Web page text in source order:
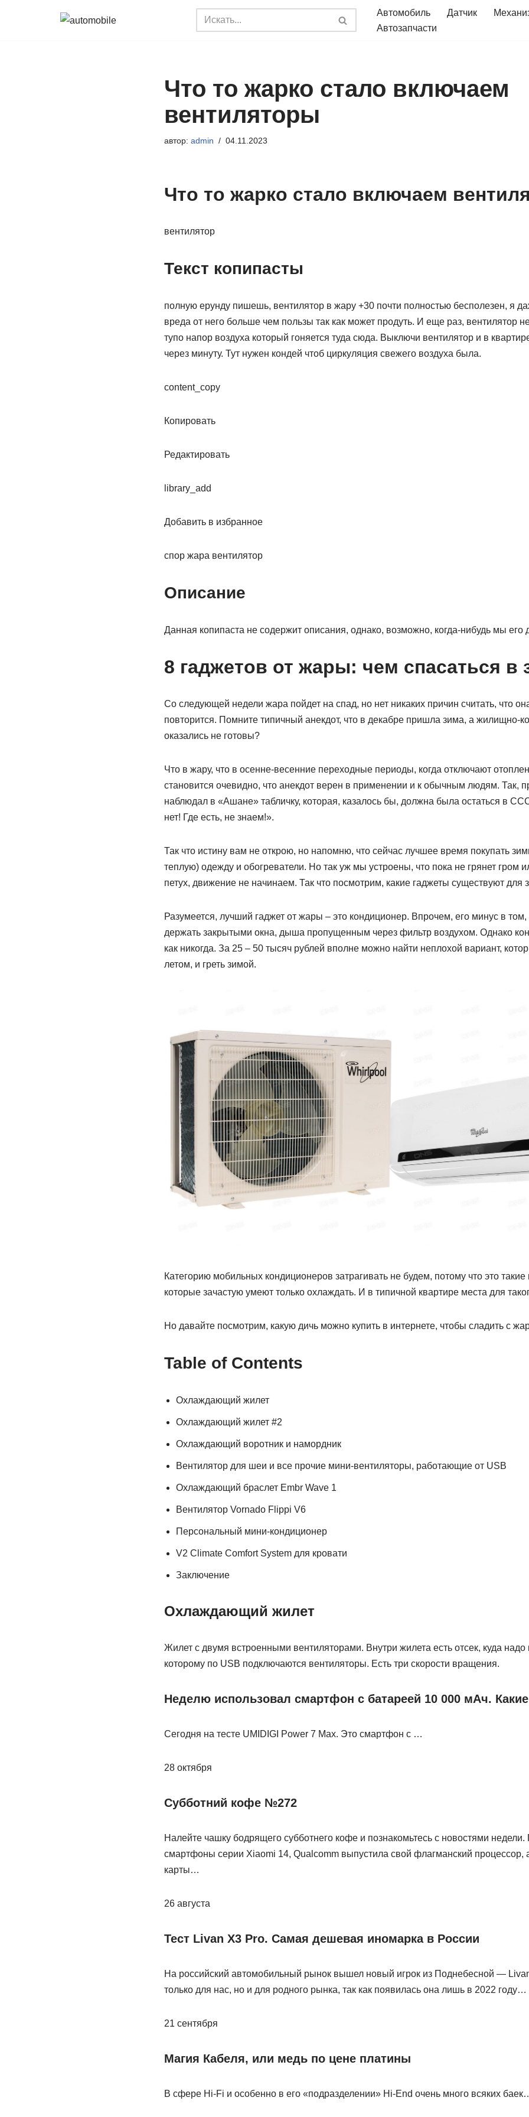
Автомобиль Датчик
Автозапчасти
Что то жарко стало включаем
вентиляторы
автор: admin 04.11.2023
Что то жарко стало включаем
вентилятор
Текст копипасты
полную ерунду пишешь, вентилятор в жару +30 почти полностью бесполезен, я
вреда от него больше чем пользы так как может продуть. И еще раз, вентилятор
тупо напор воздуха который гоняется туда сюда. Выключи вентилятор и в
через минуту. Тут нужен кондей чтоб циркуляция свежего воздуха была.
content_copy
Копировать
Редактировать
library_add
Добавить в избранное
спор жара вентилятор
Описание
Данная копипаста не содержит описания, однако, возможно, когда-нибудь мы его
8 гаджетов от жары: чем спасаться в
Со следующей недели жара пойдет на спад, но нет никаких причин считать, что
повторится. Помните типичный анекдот, что в декабре пришла зима, а жилищно-
оказались не готовы?
Что в жару, что в осенне-весенние переходные периоды, когда отключают
становится очевидно, что анекдот верен в применении и к обычным людям. Так,
наблюдал в «Ашане» табличку, которая, казалось бы, должна была остаться в
нет! Где есть, не знаем!».
Так что истину вам не открою, но напомню, что сейчас лучшее время покупать
теплую) одежду и обогреватели. Но так уж мы устроены, что пока не грянет гром
петух, движение не начинаем. Так что посмотрим, какие гаджеты существуют
Разумеется, лучший гаджет от жары – это кондиционер. Впрочем, его минус в том,
держать закрытыми окна, дыша пропущенным через фильтр воздухом. Однако
как никогда. За 25 – 50 тысяч рублей вполне можно найти неплохой вариант,
летом, и греть зимой.
Категорию мобильных кондиционеров затрагивать не будем, потому что это такие
которые зачастую умеют только охлаждать. И в типичной квартире места для
Но давайте посмотрим, какую дичь можно купить в интернете, чтобы сладить с
Table of Contents
Охлаждающий жилет
Охлаждающий жилет #2
Охлаждающий воротник и намордник
Вентилятор для шеи и все прочие мини-вентиляторы, работающие от USB
Охлаждающий браслет Embr Wave 1
Вентилятор Vornado Flippi V6
Персональный мини-кондиционер
V2 Climate Comfort System для кровати
Заключение
Охлаждающий жилет
Жилет с двумя встроенными вентиляторами. Внутри жилета есть отсек, куда надо
которому по USB подключаются вентиляторы. Есть три скорости вращения.
Неделю использовал смартфон с батареей 10 000 мАч.
Сегодня на тесте UMIDIGI Power 7 Max. Это смартфон с …
28 октября
Субботний кофе №272
Налейте чашку бодрящего субботнего кофе и познакомьтесь с новостями
смартфоны серии Xiaomi 14, Qualcomm выпустила свой флагманский процессор,
карты…
26 августа
Тест Livan X3 Pro. Самая дешевая иномарка в России
На российский автомобильный рынок вышел новый игрок из Поднебесной —
только для нас, но и для родного рынка, так как появилась она лишь в 2022 году…
21 сентября
Магия Кабеля, или медь по цене платины
В сфере Hi-Fi и особенно в его «подразделении» Hi-End очень много всяких